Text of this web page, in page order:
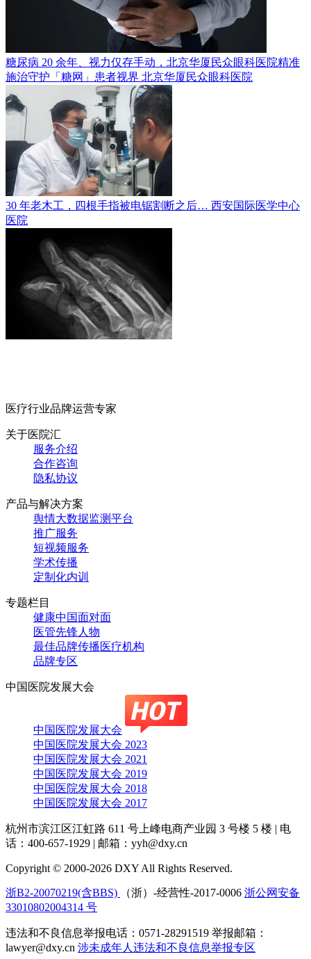
糖尿病 20 余年、视力仅存手动，北京华厦民众眼科医院精准
施治守护「糖网」患者视界 北京华厦民众眼科医院
30 年老木工，四根手指被电锯割断之后… 西安国际医学中心
医院
医疗行业品牌运营专家
关于医院汇
服务介绍
合作咨询
隐私协议
产品与解决方案
舆情大数据监测平台
推广服务
短视频服务
学术传播
定制化内训
专题栏目
健康中国面对面
医管先锋人物
最佳品牌传播医疗机构
品牌专区
中国医院发展大会
中国医院发展大会
中国医院发展大会 2023
中国医院发展大会 2021
中国医院发展大会 2019
中国医院发展大会 2018
中国医院发展大会 2017
杭州市滨江区江虹路 611 号上峰电商产业园 3 号楼 5 楼 | 电
话：400-657-1929 | 邮箱：yyh@dxy.cn
Copyright © 2000-2026 DXY All Rights Reserved.
浙B2-20070219(含BBS) （浙）-经营性-2017-0006 浙公网安备
33010802004314 号
违法和不良信息举报电话：0571-28291519 举报邮箱：
lawyer@dxy.cn 涉未成年人违法和不良信息举报专区